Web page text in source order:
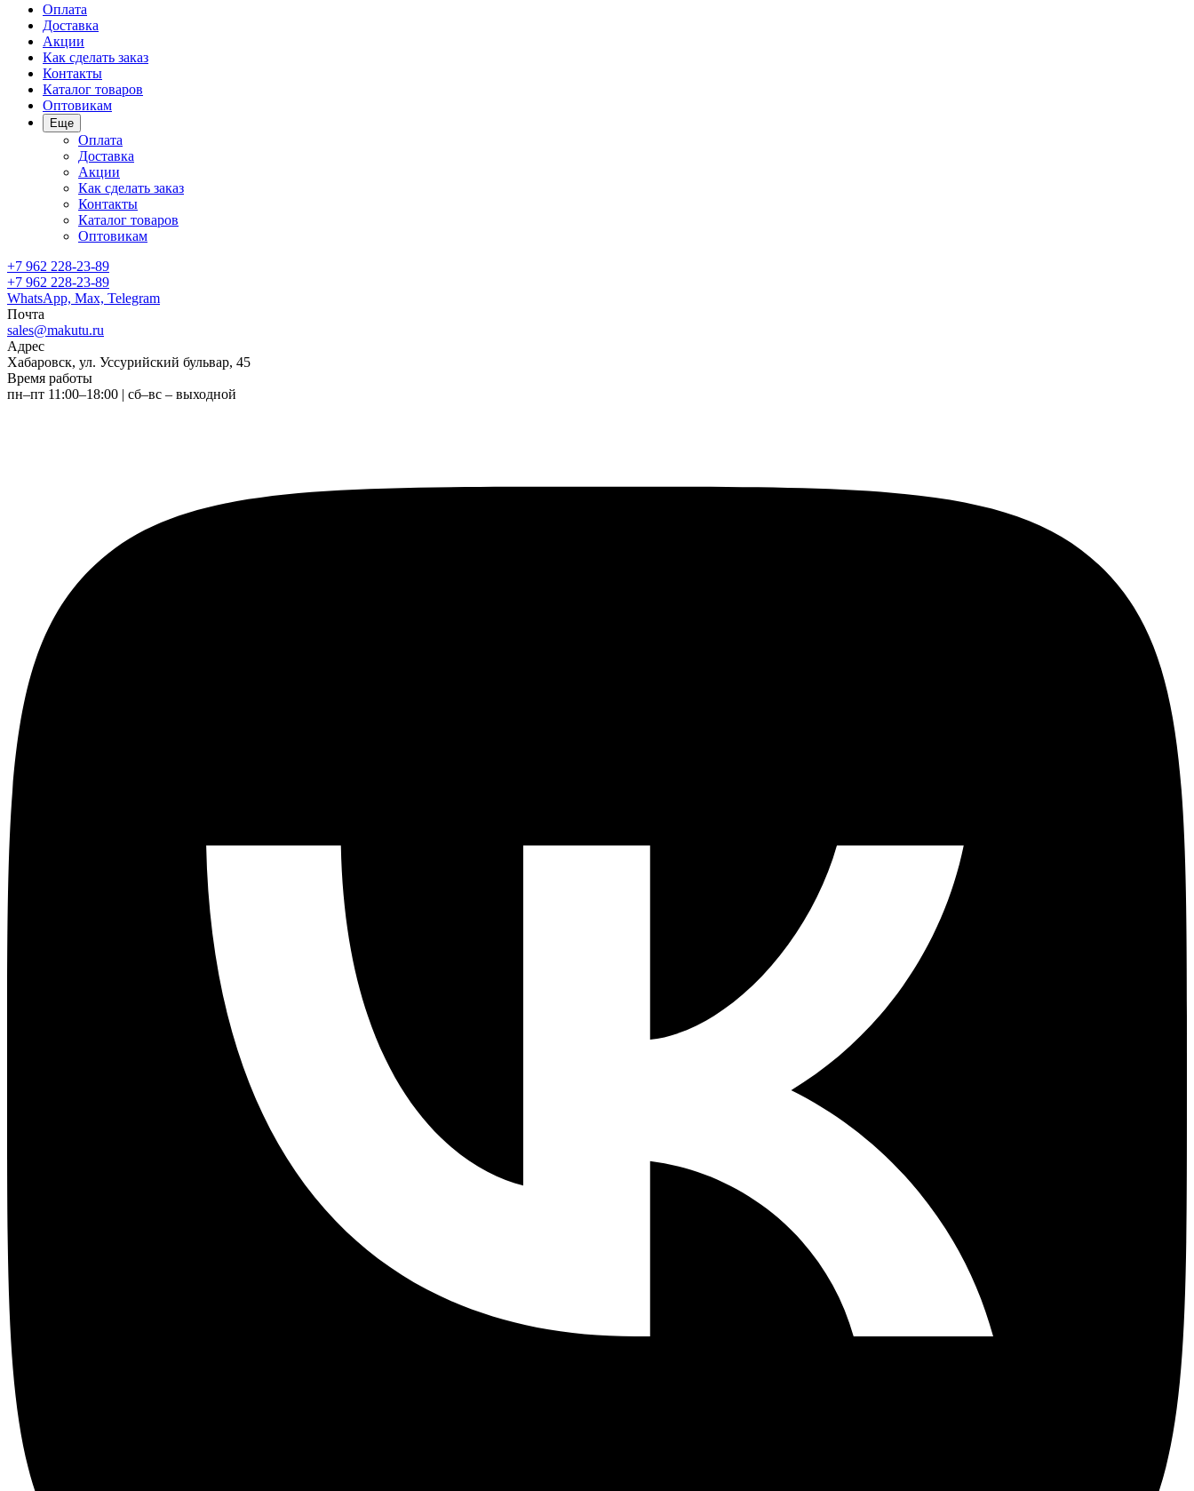
Оплата
Доставка
Акции
Как сделать заказ
Контакты
Каталог товаров
Оптовикам
Еще
Оплата
Доставка
Акции
Как сделать заказ
Контакты
Каталог товаров
Оптовикам
+7 962 228-23-89
+7 962 228-23-89
WhatsApp, Max, Telegram
Почта
sales@makutu.ru
Адрес
Хабаровск, ул. Уссурийский бульвар, 45
Время работы
пн–пт 11:00–18:00 | сб–вс – выходной